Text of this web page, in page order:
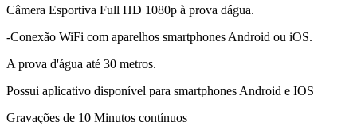
Câmera Esportiva Full HD 1080p à prova dágua.
-Conexão WiFi com aparelhos smartphones Android ou iOS.
A prova d'água até 30 metros.
Possui aplicativo disponível para smartphones Android e IOS
Gravações de 10 Minutos contínuos